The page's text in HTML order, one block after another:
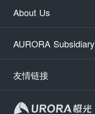
About Us
AURORA Subsidiary
友情链接